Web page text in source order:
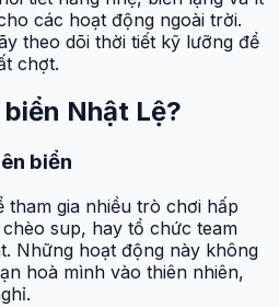
các hoạt động ngoài trời.
theo dõi thời tiết kỹ lưỡng để
chợt.
Nhật Lệ?
biển
tham gia nhiều trò chơi hấp
sup, hay tổ chức team
Những hoạt động này không
hoà mình vào thiên nhiên,